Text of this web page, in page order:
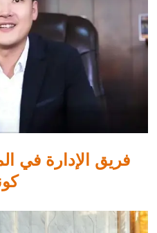
فريق الإدارة في